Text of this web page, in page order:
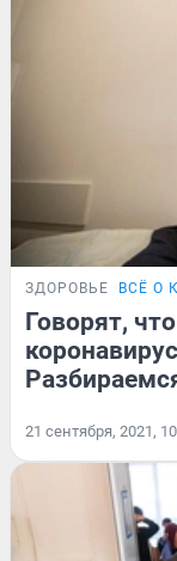
ЗДОРОВЬЕ ВСЁ О
Говорят,
21 сентября, 2021,